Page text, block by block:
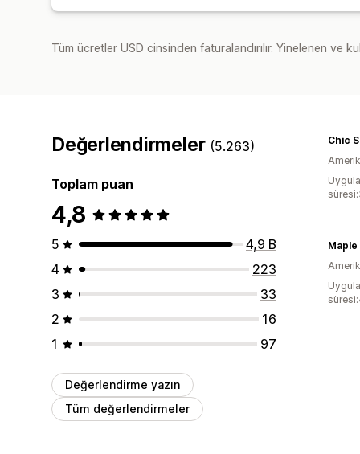
Tüm ücretler USD cinsinden faturalandırılır. Yinelenen ve
Değerlendirmeler (5.263)
Toplam puan
4,8
5
4,9 B
4
223
3
33
2
16
1
97
Değerlendirme yazın
Tüm değerlendirmeler
Chic
Maple